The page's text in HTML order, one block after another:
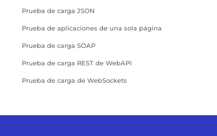
Prueba de carga JSON
Prueba de aplicaciones de una sola página
Prueba de carga SOAP
Prueba de carga REST de WebAPI
Prueba de carga de WebSockets